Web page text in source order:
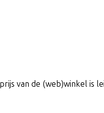
van de (web)winkel is